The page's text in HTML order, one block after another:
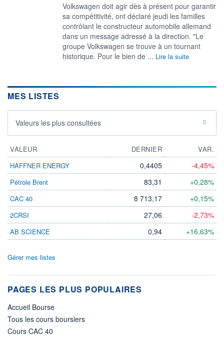
Volkswagen doit ‌agir dès à présent pour garantir
sa ​compétitivité, ont déclaré jeudi les familles
contrôlant le constructeur automobile allemand
dans un message adressé à la ​direction. "Le
groupe Volkswagen se trouve à un tournant
historique. Pour ​le bien de ... Lire la suite
MES LISTES
Valeurs les plus consultées
VALEUR DERNIER
VAR.
HAFFNER ENERGY
0,4405 -4,45%
Pétrole Brent 83,31 +0,28%
CAC 40 8 713,17 +0,15%
2CRSI 27,06 -2,73%
AB SCIENCE 0,94 +16,63%
Gérer mes listes
PAGES LES PLUS POPULAIRES
Accueil Bourse
Tous les cours boursiers
Cours CAC 40